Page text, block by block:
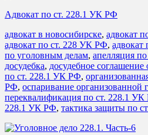
Адвокат по ст. 228.1 УК РФ
адвокат в новосибирске, адвокат
адвокат по ст. 228 УК РФ,
по уголовным делам, апелляция
досудебка, досудебное соглашение
по ст. 228.1 УК РФ,
РФ, оспаривание
переквалификация по ст. 228.1
228.1 УК РФ, тактика защиты по